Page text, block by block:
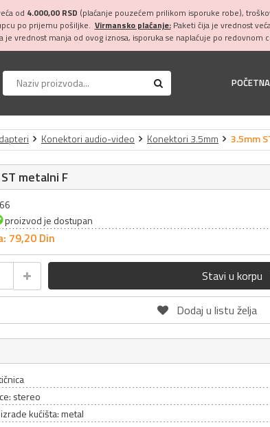
od 4.000,00 RSD (plaćanje pouzećem prilikom isporuke robe),
po prijemu pošiljke. Virmansko plaćanje:Paketi čija je vrednost
je vrednost manja od ovog iznosa, isporuka se naplaćuje po redovnom
POČETNA
Konektori audio-video Konektori 3.5mm 3.5mm
metalni F
proizvod je dostupan
79,20 Din
Stavi u
Dodaj u listu želja
stereo
kućišta: metal